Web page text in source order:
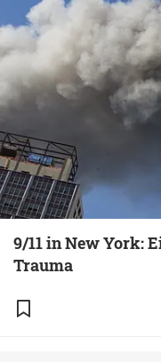
9/11 in New York:
Trauma